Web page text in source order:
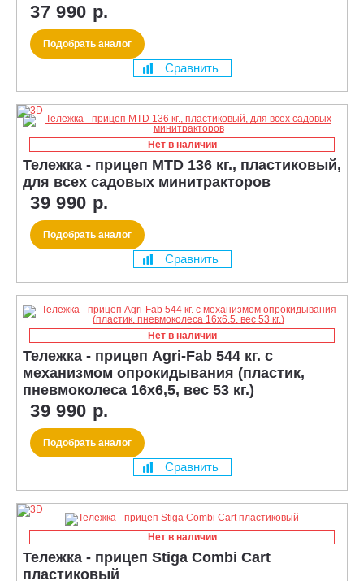
37 990 р.
Подобрать аналог
Сравнить
Нет в наличии
Тележка - прицеп MTD 136 кг., пластиковый,
для всех садовых минитракторов
39 990 р.
Подобрать аналог
Сравнить
Нет в наличии
Тележка - прицеп Agri-Fab 544 кг. с
механизмом опрокидывания (пластик,
пневмоколеса 16х6,5, вес 53 кг.)
39 990 р.
Подобрать аналог
Сравнить
Нет в наличии
Тележка - прицеп Stiga Combi Cart
пластиковый